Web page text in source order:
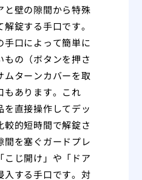
と壁の隙間から特殊
錠する手口です。
手口によって簡単に
の（ボタンを押さ
ターンカバーを取
もあります。これ
直接操作してデッ
的短時間で解錠さ
を塞ぐガードプレ
じ開け」や「ドア
入する手口です。対